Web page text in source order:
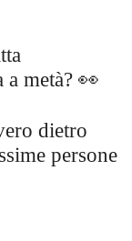
a metà? 👀
dietro
persone